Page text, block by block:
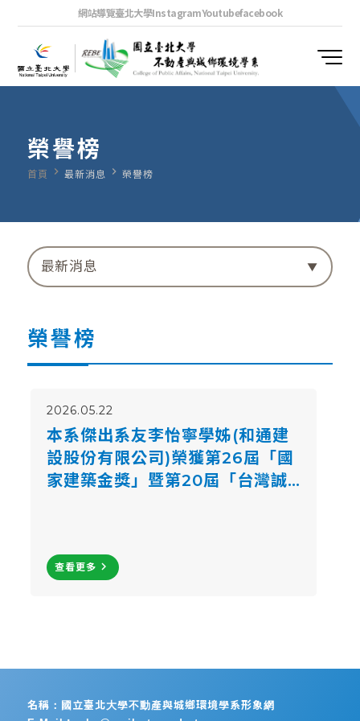
網站導覽臺北大學InstagramYoutubefacebook
榮譽榜
首頁 navigate_next 最新消息 navigate_next 榮譽榜
最新消息
榮譽榜
2026.05.22
本系傑出系友李怡寧學姊(和通建
設股份有限公司)榮獲第26屆「國
家建築金獎」暨第20屆「台灣誠
查看更多 navigate_next
名稱：國立臺北大學不動產與城鄉環境學系形象網